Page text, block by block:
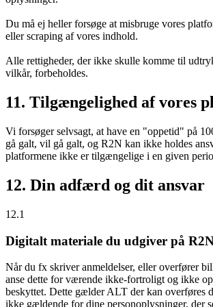
Du må ej heller forsøge at misbruge vores
eller scraping af vores indhold.
Alle rettigheder, der ikke skulle komme til
vilkår, forbeholdes.
11. Tilgængelighed af vores
Vi forsøger selvsagt, at have en "oppetid" på
gå galt, vil gå galt, og R2N kan ikke holdes
platformene ikke er tilgængelige i en given
12. Din adfærd og dit ansvar
12.1
Digitalt materiale du udgiver på
Når du fx skriver anmeldelser, eller overfører
anse dette for værende ikke-fortroligt og ikke
beskyttet. Dette gælder ALT der kan overføres
ikke gældende for dine personoplysninger, der